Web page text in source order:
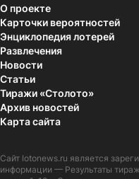
О проекте
Карточки вероятностей
Энциклопедия лотерей
Развлечения
Новости
Статьи
Тиражи «Столото»
Архив новостей
Карта сайта
Сайт lotonews.ru является
информации — Результаты